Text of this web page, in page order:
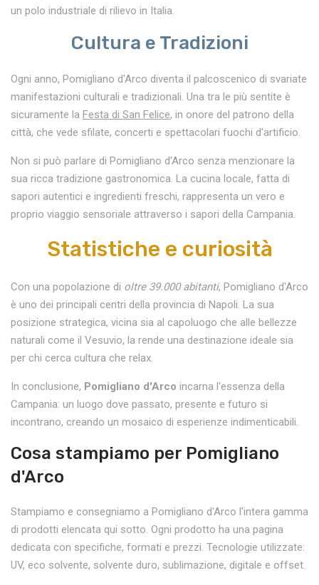
un polo industriale di rilievo in Italia.
Cultura e Tradizioni
Ogni anno, Pomigliano d'Arco diventa il palcoscenico di svariate
manifestazioni culturali e tradizionali. Una tra le più sentite è
sicuramente la Festa di San Felice, in onore del patrono della
città, che vede sfilate, concerti e spettacolari fuochi d'artificio.
Non si può parlare di Pomigliano d'Arco senza menzionare la
sua ricca tradizione gastronomica. La cucina locale, fatta di
sapori autentici e ingredienti freschi, rappresenta un vero e
proprio viaggio sensoriale attraverso i sapori della Campania.
Statistiche e curiosità
Con una popolazione di oltre 39.000 abitanti, Pomigliano d'Arco
è uno dei principali centri della provincia di Napoli. La sua
posizione strategica, vicina sia al capoluogo che alle bellezze
naturali come il Vesuvio, la rende una destinazione ideale sia
per chi cerca cultura che relax.
In conclusione, Pomigliano d'Arco incarna l'essenza della
Campania: un luogo dove passato, presente e futuro si
incontrano, creando un mosaico di esperienze indimenticabili.
Cosa stampiamo per Pomigliano
d'Arco
Stampiamo e consegniamo a Pomigliano d'Arco l'intera gamma
di prodotti elencata qui sotto. Ogni prodotto ha una pagina
dedicata con specifiche, formati e prezzi. Tecnologie utilizzate:
UV, eco solvente, solvente duro, sublimazione, digitale e offset.